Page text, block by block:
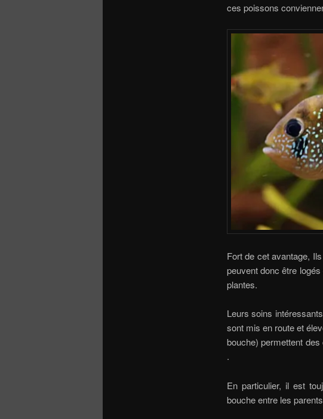
ces poissons
Fort de cet avantage,
peuvent donc être
plantes.
Leurs soins
sont mis en route et
bouche) permettent
.
En particulier, il est
bouche entre les